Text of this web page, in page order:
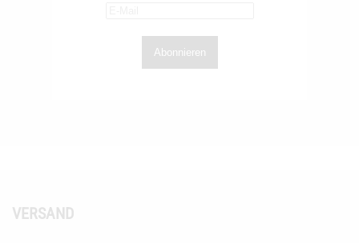
Abonnieren
VERSAND